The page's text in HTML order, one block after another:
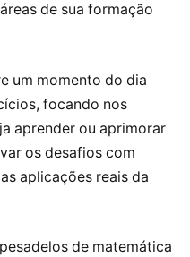
de sua formação
um momento do dia
focando nos
aprender ou aprimorar
os desafios com
aplicações reais da
de matemática